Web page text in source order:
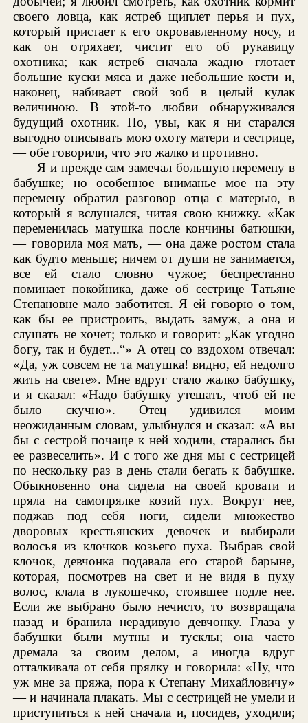
своего ловца, как ястреб щиплет перья и пух,
который пристает к его окровавленному носу, и
как он отряхает, чистит его об рукавицу
охотника; как ястреб сначала жадно глотает
большие куски мяса и даже небольшие кости и,
наконец, набивает свой зоб в целый кулак
величиною. В этой-то любви обнаруживался
будущий охотник. Но, увы, как я ни старался
выгодно описывать мою охоту матери и сестрице,
— обе говорили, что это жалко и противно.
Я и прежде сам замечал большую перемену в
бабушке; но особенное вниманье мое на эту
перемену обратил разговор отца с матерью, в
который я вслушался, читая свою книжку. «Как
переменилась матушка после кончины батюшки,
— говорила моя мать, — она даже ростом стала
как будто меньше; ничем от души не занимается,
все ей стало словно чужое; беспрестанно
поминает покойника, даже об сестрице Татьяне
Степановне мало заботится. Я ей говорю о том,
как бы ее пристроить, выдать замуж, а она и
слушать не хочет; только и говорит: „Как угодно
богу, так и будет...“» А отец со вздохом отвечал:
«Да, уж совсем не та матушка! видно, ей недолго
жить на свете». Мне вдруг стало жалко бабушку,
и я сказал: «Надо бабушку утешать, чтоб ей не
было скучно». Отец удивился моим
неожиданным словам, улыбнулся и сказал: «А вы
бы с сестрой почаще к ней ходили, старались бы
ее развеселить». И с того же дня мы с сестрицей
по нескольку раз в день стали бегать к бабушке.
Обыкновенно она сидела на своей кровати и
пряла на самопрялке козий пух. Вокруг нее,
поджав под себя ноги, сидели множество
дворовых крестьянских девочек и выбирали
волосья из клочков козьего пуха. Выбрав свой
клочок, девчонка подавала его старой барыне,
которая, посмотрев на свет и не видя в пуху
волос, клала в лукошечко, стоявшее подле нее.
Если же выбрано было нечисто, то возвращала
назад и бранила нерадивую девчонку. Глаза у
бабушки были мутны и тусклы; она часто
дремала за своим делом, а иногда вдруг
отталкивала от себя прялку и говорила: «Ну, что
уж мне за пряжа, пора к Степану Михайловичу»
— и начинала плакать. Мы с сестрицей не умели и
приступиться к ней сначала и, посидев, уходили;